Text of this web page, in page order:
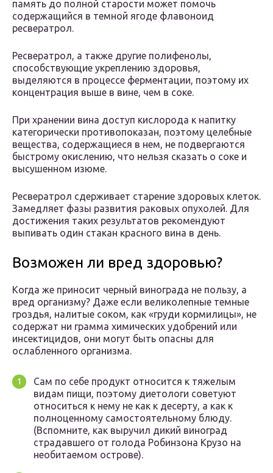
память до полной старости может помочь
содержащийся в темной ягоде флавоноид
ресвератрол.
Ресвератрол, а также другие полифенолы,
способствующие укреплению здоровья,
выделяются в процессе ферментации, поэтому их
концентрация выше в вине, чем в соке.
При хранении вина доступ кислорода к напитку
категорически противопоказан, поэтому целебные
вещества, содержащиеся в нем, не подвергаются
быстрому окислению, что нельзя сказать о соке и
высушенном изюме.
Ресвератрол сдерживает старение здоровых клеток.
Замедляет фазы развития раковых опухолей. Для
достижения таких результатов рекомендуют
выпивать один стакан красного вина в день.
Возможен ли вред здоровью?
Когда же приносит черный винограда не пользу, а
вред организму? Даже если великолепные темные
гроздья, налитые соком, как «груди кормилицы», не
содержат ни грамма химических удобрений или
инсектицидов, они могут быть опасны для
ослабленного организма.
Сам по себе продукт относится к тяжелым
видам пищи, поэтому диетологи советуют
относиться к нему не как к десерту, а как к
полноценному самостоятельному блюду.
(Вспомните, как выручил дикий виноград
страдавшего от голода Робинзона Крузо на
необитаемом острове).